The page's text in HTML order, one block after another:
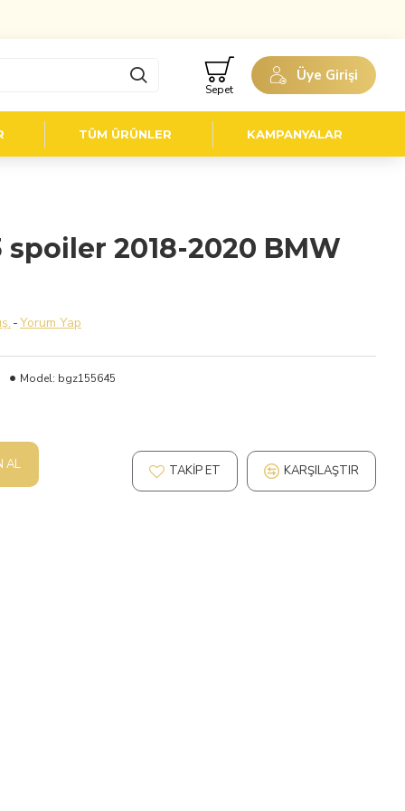
Üye Girişi
Sepet
TÜM ÜRÜNLER KAMPANYALAR
2018-2020 BMW
-Yorum Yap
Model: bgz155645
AL TAKIP ET KARŞILAŞTIR